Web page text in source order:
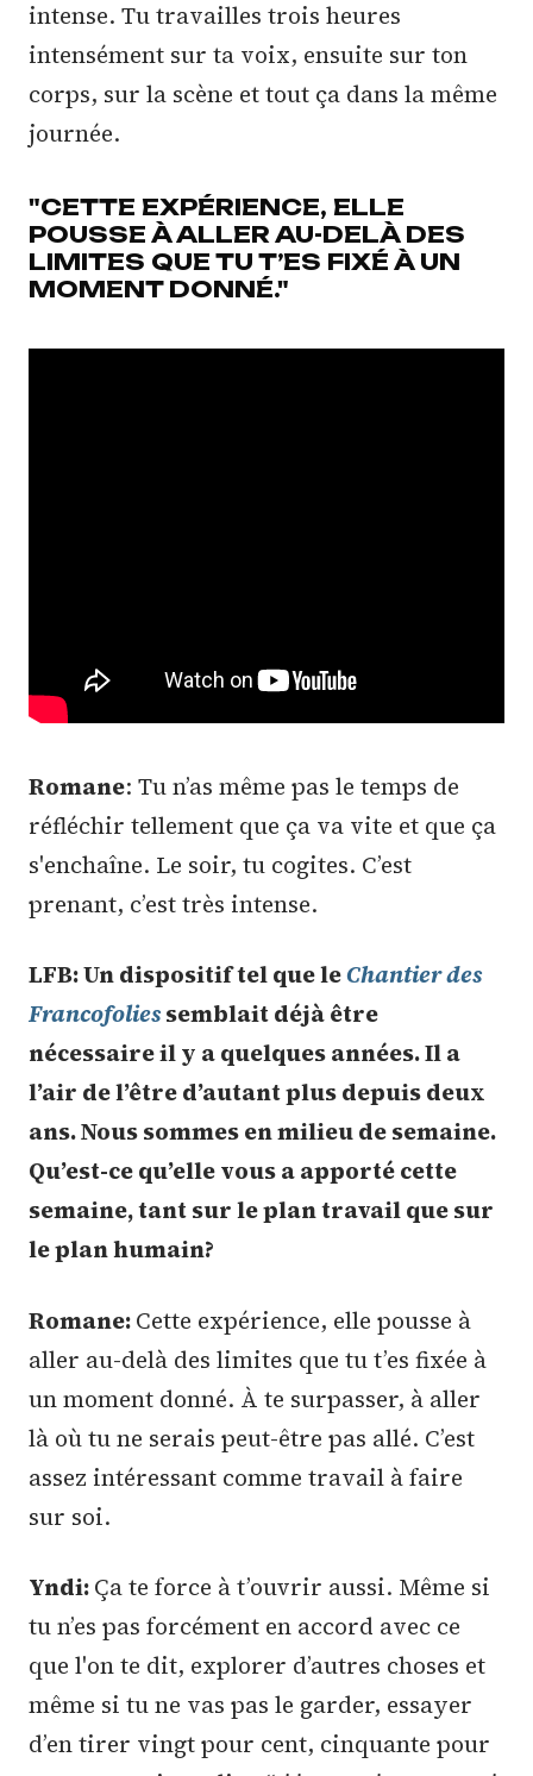
intense. Tu travailles trois heures
intensément sur ta voix, ensuite sur ton
corps, sur la scène et tout ça dans la même
journée.
"CETTE EXPÉRIENCE, ELLE
POUSSE À ALLER AU-DELÀ DES
LIMITES QUE TU T’ES FIXÉ À UN
MOMENT DONNÉ."
Romane: Tu n’as même pas le temps de
réfléchir tellement que ça va vite et que ça
s'enchaîne. Le soir, tu cogites. C’est
prenant, c’est très intense.
LFB: Un dispositif tel que leChantier des
Francofoliessemblait déjà être
nécessaire il y a quelques années. Il a
l’air de l’être d’autant plus depuis deux
ans. Nous sommes en milieu de semaine.
Qu’est-ce qu’elle vous a apporté cette
semaine, tant sur le plan travail que sur
le plan humain?
Romane:Cette expérience, elle pousse à
aller au-delà des limites que tu t’es fixée à
un moment donné. À te surpasser, à aller
là où tu ne serais peut-être pas allé. C’est
assez intéressant comme travail à faire
sur soi.
Yndi:Ça te force à t’ouvrir aussi. Même si
tu n’es pas forcément en accord avec ce
que l'on te dit, explorer d’autres choses et
même si tu ne vas pas le garder, essayer
d’en tirer vingt pour cent, cinquante pour